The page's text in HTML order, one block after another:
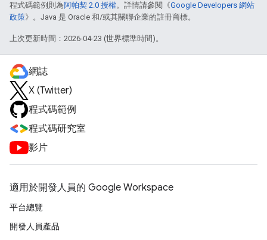
程式碼範例則為阿帕契 2.0 授權。詳情請參閱《Google Developers 網站
政策》。Java 是 Oracle 和/或其關聯企業的註冊商標。
上次更新時間：2026-04-23 (世界標準時間)。
網誌
X (Twitter)
程式碼範例
程式碼研究室
影片
適用於開發人員的 Google Workspace
平台總覽
開發人員產品